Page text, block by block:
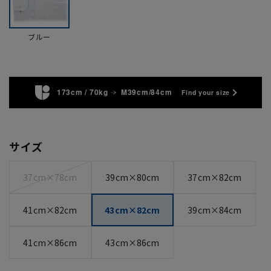
ブルー
173cm / 70kg M39cm/84cm Find your size
サイズ
37cm×78cm 39cm×80cm 37cm×82cm
41cm×82cm 43cm×82cm 39cm×84cm
41cm×86cm 43cm×86cm